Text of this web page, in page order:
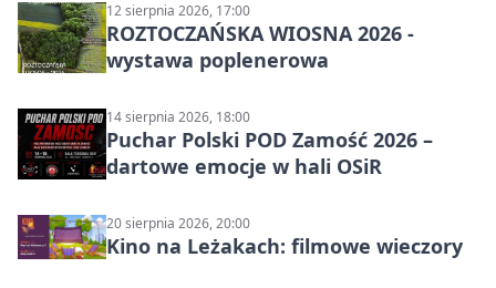
12 sierpnia 2026, 17:00
ROZTOCZAŃSKA WIOSNA 2026 -
wystawa poplenerowa
14 sierpnia 2026, 18:00
Puchar Polski POD Zamość 2026 –
dartowe emocje w hali OSiR
20 sierpnia 2026, 20:00
Kino na Leżakach: filmowe wieczory